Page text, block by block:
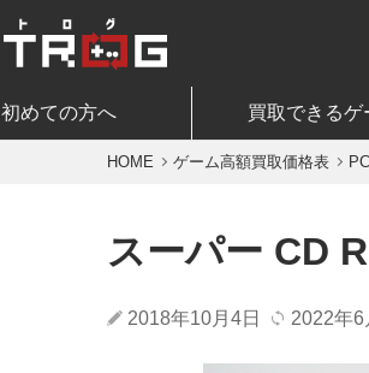
初めての方へ 買取できるゲ
HOME ゲーム高額買取価格表
スーパー CD
2018年10月4日 2022年6